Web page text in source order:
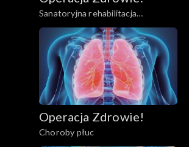
Sanatoryjna rehabilitacja
kardiologiczna
Operacja Zdrowie!
Choroby płuc